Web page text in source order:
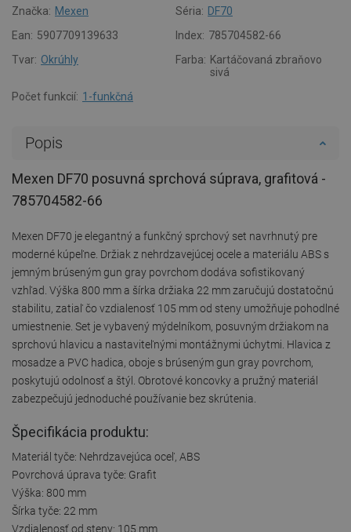
Značka: Mexen Séria: DF70
Ean: 5907709139633 Index: 785704582-66
Tvar: Okrúhly Farba: Kartáčovaná zbraňovo
sivá
Počet funkcií: 1-funkčná
Popis
Mexen DF70 posuvná sprchová súprava, grafitová -
785704582-66
Mexen DF70 je elegantný a funkčný sprchový set navrhnutý pre
moderné kúpeľne. Držiak z nehrdzavejúcej ocele a materiálu ABS s
jemným brúseným gun gray povrchom dodáva sofistikovaný
vzhľad. Výška 800 mm a šírka držiaka 22 mm zaručujú dostatočnú
stabilitu, zatiaľ čo vzdialenosť 105 mm od steny umožňuje pohodlné
umiestnenie. Set je vybavený mýdelníkom, posuvným držiakom na
sprchovú hlavicu a nastaviteľnými montážnymi úchytmi. Hlavica z
mosadze a PVC hadica, oboje s brúseným gun gray povrchom,
poskytujú odolnosť a štýl. Obrotové koncovky a pružný materiál
zabezpečujú jednoduché používanie bez skrútenia.
Špecifikácia produktu:
Materiál tyče: Nehrdzavejúca oceľ, ABS
Povrchová úprava tyče: Grafit
Výška: 800 mm
Šírka tyče: 22 mm
Vzdialenosť od steny: 105 mm